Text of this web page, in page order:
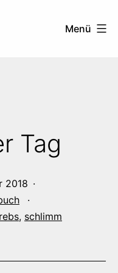
Menü
Tag
2018
, schlimm